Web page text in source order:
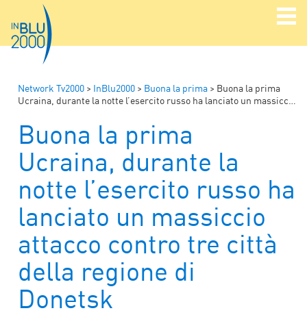
Network Tv2000 > InBlu2000 > Buona la prima > Buona la prima
Ucraina, durante la notte l’esercito russo ha lanciato un massiccio attacco contro tre città della regione di Donetsk
Buona la prima
Ucraina, durante la
notte l’esercito russo ha
lanciato un massiccio
attacco contro tre città
della regione di
Donetsk